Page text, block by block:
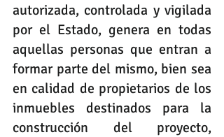
autorizada, controlada y vigilada
por el Estado, genera en todas
aquellas personas que entran a
formar parte del mismo, bien sea
en calidad de propietarios de los
inmuebles destinados para la
construcción del proyecto,